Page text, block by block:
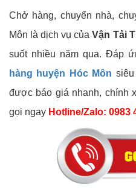
Chở hàng, chuyển nhà,
Môn là dịch vụ củaVận Tải
suốt nhiều năm qua. Đáp
hàng huyện Hóc Môn
được báo giá nhanh, chính
gọi ngay Hotline/Zalo: 0983